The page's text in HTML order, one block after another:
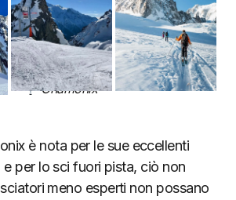
Chamonix
è nota per le sue eccellenti
per lo sci fuori pista, ciò non
meno esperti non possano